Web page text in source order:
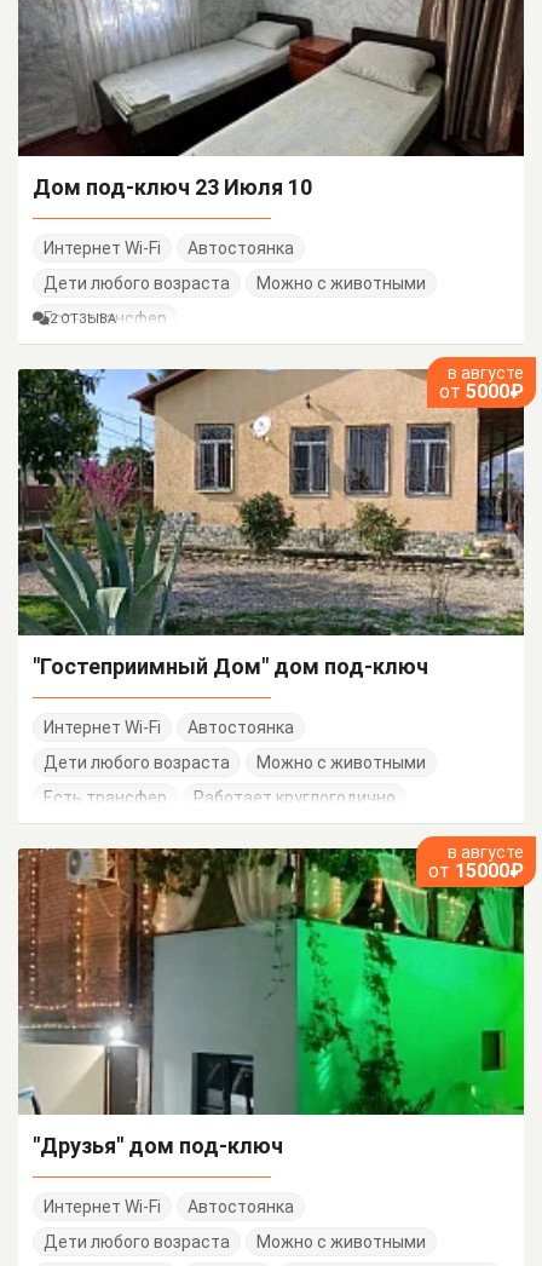
Дом под-ключ 23 Июля 10
Интернет Wi-Fi
Автостоянка
Дети любого возраста
Можно с животными
Есть трансфер
2 ОТЗЫВА
в августе
от 5000₽
"Гостеприимный Дом" дом под-ключ
Интернет Wi-Fi
Автостоянка
Дети любого возраста
Можно с животными
Есть трансфер
Работает круглогодично
в августе
от 15000₽
"Друзья" дом под-ключ
Интернет Wi-Fi
Автостоянка
Дети любого возраста
Можно с животными